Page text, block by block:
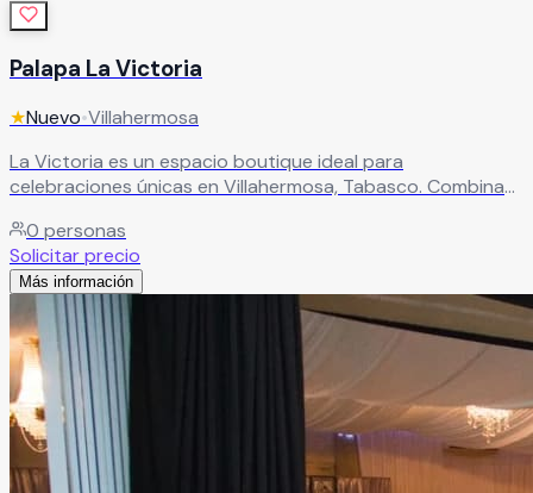
Palapa La Victoria
★Nuevo•Villahermosa
La Victoria es un espacio boutique ideal para
celebraciones únicas en Villahermosa, Tabasco. Combina
elegante y perfecto para cualquier tipo de evento. Un
lugar diseñado para disfrutar momentos inolvidables
dentro de la ciudad, con instalaciones que se adaptan a tu
estilo y a lo que imaginas para tu festejo.Leer más
0 personas
Solicitar precio
Más información